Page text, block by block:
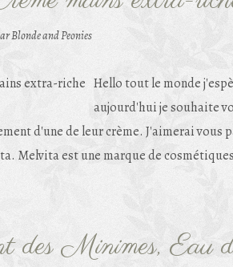
Blonde and Peonies
Hello tout le monde
aujourd'hui je souhaite
d'une de leur crème. J'aimerai vous
Melvita est une marque de
des Minimes, Eau